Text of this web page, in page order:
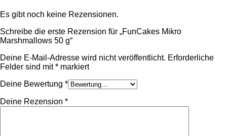
Es gibt noch keine Rezensionen.
Schreibe die erste Rezension für „FunCakes Mikro
Marshmallows 50 g“
Deine E-Mail-Adresse wird nicht veröffentlicht. Erforderliche
Felder sind mit* markiert
Deine Bewertung *
Deine Rezension *